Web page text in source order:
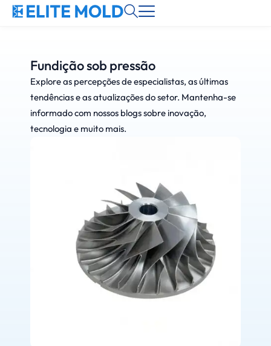
Fundição sob pressão
Explore as percepções de especialistas, as últimas
tendências e as atualizações do setor. Mantenha-se
informado com nossos blogs sobre inovação,
tecnologia e muito mais.